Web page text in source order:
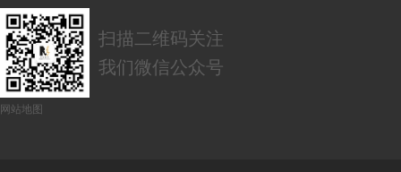
扫描二维码关注
我们微信公众号
网站地图